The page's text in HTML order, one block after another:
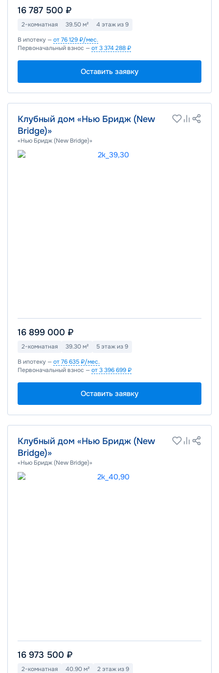
16 787 500 ₽
2-комнатная 39.50 м²
4 этаж из 9
В ипотеку —от 76 129 ₽/мес.
Первоначальный взнос —от 3 374 288 ₽
Оставить заявку
Клубный дом «Нью Бридж (New
Bridge)»
«Нью Бридж (New Bridge)»
16 899 000 ₽
2-комнатная 39.30 м²
5 этаж из 9
В ипотеку —от 76 635 ₽/мес.
Первоначальный взнос —от 3 396 699 ₽
Оставить заявку
Клубный дом «Нью Бридж (New
Bridge)»
«Нью Бридж (New Bridge)»
16 973 500 ₽
2-комнатная 40.90 м² 2 этаж из 9